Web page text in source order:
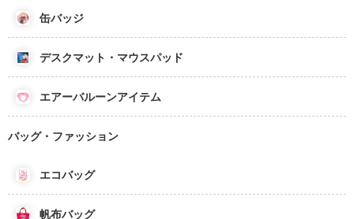
缶バッジ
デスクマット・マウスパッド
エアーバルーンアイテム
バッグ・ファッション
エコバッグ
帆布バッグ